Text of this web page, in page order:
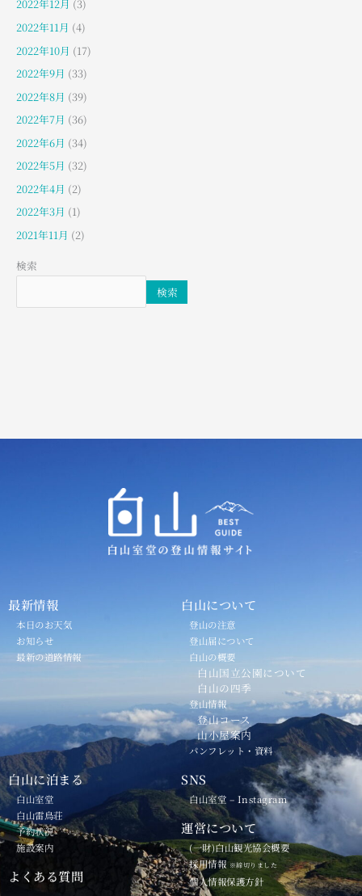
2022年12月 (3)
2022年11月 (4)
2022年10月 (17)
2022年9月 (33)
2022年8月 (39)
2022年7月 (36)
2022年6月 (34)
2022年5月 (32)
2022年4月 (2)
2022年3月 (1)
2021年11月 (2)
検索
検索
最新情報
本日のお天気
お知らせ
最新の道路情報
白山について
登山の注意
登山届について
白山の概要
白山国立公園について
白山の四季
登山情報
登山コース
山小屋案内
パンフレット・資料
白山に泊まる
白山室堂
白山雷鳥荘
予約状況
施設案内
よくある質問
SNS
白山室堂 – Instagram
運営について
(一財)白山観光協会概要
採用情報 ※締切りました
個人情報保護方針